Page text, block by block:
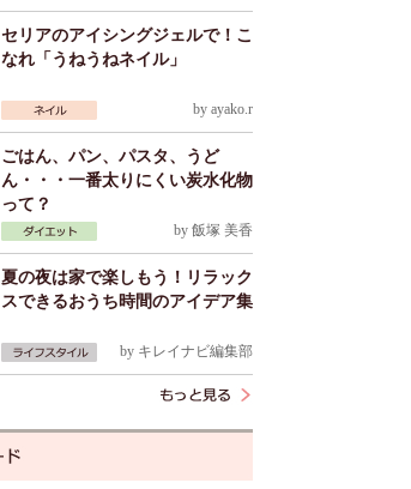
セリアのアイシングジェルで！こ
なれ「うねうねネイル」
by ayako.r
ごはん、パン、パスタ、うど
ん・・・一番太りにくい炭水化物
って？
by 飯塚 美香
夏の夜は家で楽しもう！リラック
スできるおうち時間のアイデア集
by キレイナビ編集部